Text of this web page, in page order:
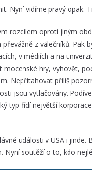
Nyní vidíme pravý opak.
rozdílem oproti jiným
z válečníků. Pak
v médiích a na
mocenské hry, vyhovět,
Nepřitahovat příliš
jsou vytlačovány.
typ řídí největší
události v USA i
Nyní soutěží o to, kdo